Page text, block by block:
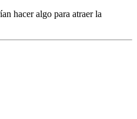
hacer algo para atraer la